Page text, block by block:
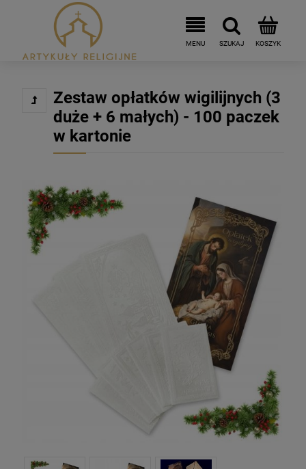
Zestaw opłatków wigilijnych (3
duże + 6 małych) - 100 paczek
w kartonie